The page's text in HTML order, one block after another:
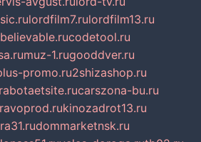
lordfilm7.rulordfilm13.ru
codetool.ru
muz-1.rugooddver.ru
promo.ru2shizashop.ru
carszona-bu.ru
kinozadrot13.ru
dommarketnsk.ru